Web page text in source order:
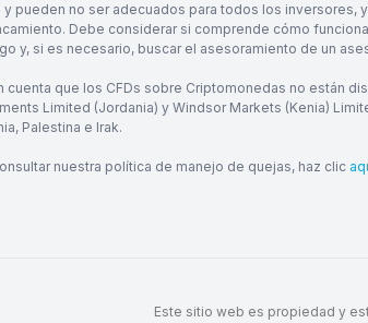
y pueden no ser adecuados para todos los
Debe considerar si comprende cómo
y, si es necesario, buscar el asesoramiento de un
cuenta que los CFDs sobre Criptomonedas no están
Limited (Jordania) y Windsor Markets (Kenia)
Palestina e Irak.
nuestra política de manejo de quejas, haz clic
Este sitio web es propiedad y